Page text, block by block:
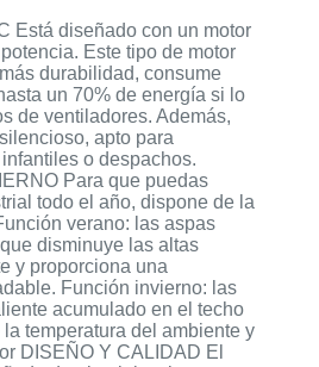
Está diseñado con un motor
Este tipo de motor
durabilidad, consume
un 70% de energía si lo
de ventiladores. Además,
apto para
o despachos.
Para que puedas
todo el año, dispone de la
verano: las aspas
disminuye las altas
y proporciona una
Función invierno: las
acumulado en el techo
temperatura del ambiente y
DISEÑO Y CALIDAD El